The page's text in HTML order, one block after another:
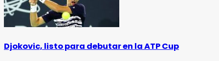
Djokovic, listo para debutar en la ATP Cup